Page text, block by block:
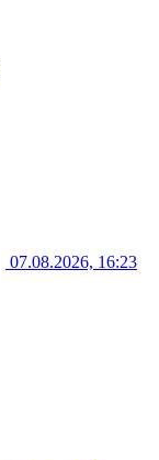
07.08.2026, 16:23